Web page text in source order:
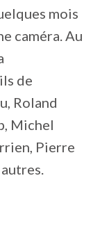
mois
caméra. Au
de
Roland
Michel
Pierre